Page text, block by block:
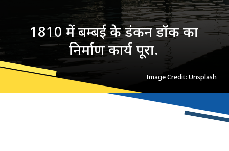
1810 में बम्बई के डंकन डॉक का
निर्माण कार्य पूरा.
Image Credit: Unsplash